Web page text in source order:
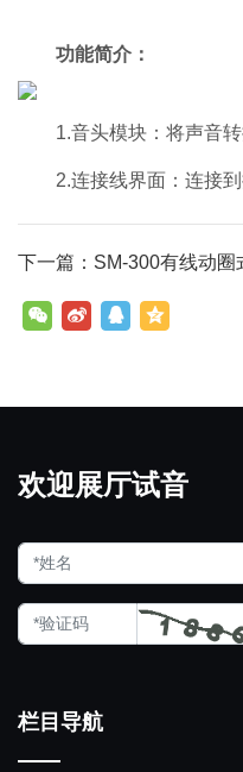
功能简介：
1.音头模块：将声音
2.连接线界面：连接到
下一篇：SM-300有线动圈
欢迎展厅试音
栏目导航